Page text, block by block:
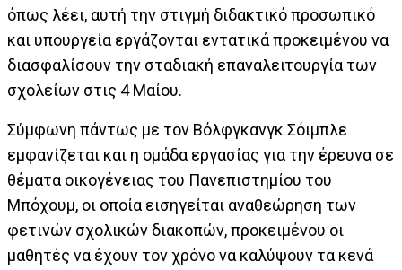
όπως λέει, αυτή την στιγμή διδακτικό προσωπικό
και υπουργεία εργάζονται εντατικά προκειμένου να
διασφαλίσουν την σταδιακή επαναλειτουργία των
σχολείων στις 4 Μαίου.
Σύμφωνη πάντως με τον Βόλφγκανγκ Σόιμπλε
εμφανίζεται και η ομάδα εργασίας για την έρευνα σε
θέματα οικογένειας του Πανεπιστημίου του
Μπόχουμ, οι οποία εισηγείται αναθεώρηση των
φετινών σχολικών διακοπών, προκειμένου οι
μαθητές να έχουν τον χρόνο να καλύψουν τα κενά